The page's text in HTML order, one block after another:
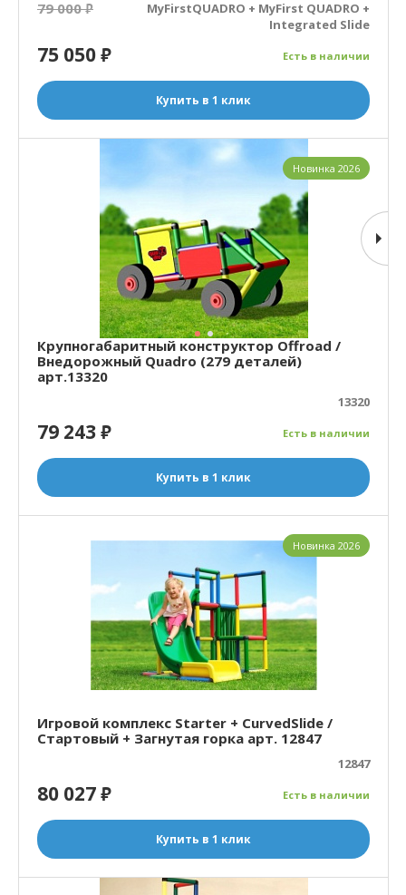
79 000₽
MyFirstQUADRO + MyFirst QUADRO +
Integrated Slide
Есть в наличии
75 050₽
Купить в 1 клик
Крупногабаритный конструктор Offroad /
Внедорожный Quadro (279 деталей)
арт.13320
13320
Есть в наличии
79 243₽
Купить в 1 клик
Новинка 2026
Игровой комплекс Starter + CurvedSlide /
Стартовый + Загнутая горка арт. 12847
12847
Есть в наличии
80 027₽
Купить в 1 клик
Новинка 2026